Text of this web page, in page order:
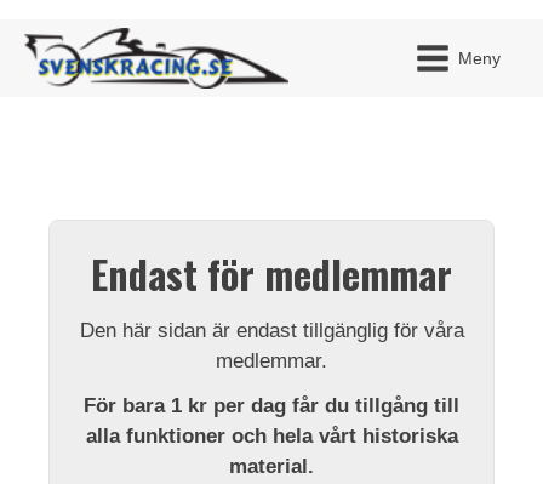
Meny
Endast för medlemmar
Den här sidan är endast tillgänglig för våra
medlemmar.
För bara 1 kr per dag får du tillgång till
alla funktioner och hela vårt historiska
material.